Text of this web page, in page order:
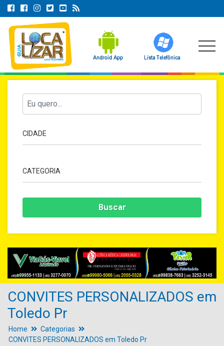
CONVITES PERSONALIZADOS em
Toledo Pr
Home
Categorias
CONVITES PERSONALIZADOS em Toledo Pr